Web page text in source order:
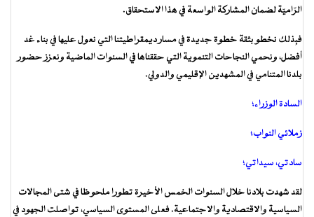
الرّاميّة لضمان المشاركة الواسعة في هذا الاستحقاق.
فبِذلك نخطو بثقة خطوة جديدة في مسار ديمقراطيتنا التي نعول عليها في بناء غد
أفضل، ونحمي النجاحات التنموية التي حققناها في السنوات الماضية ونعزز حضور
بلدنا المتنامي في المشهدين الإقليمي والدولي.
السادة الوزراء؛
زملائي النواب؛
سادتي، سيداتي؛
لقد شهدت بلادنا خلال السنوات الخمس الأخيرة تطورا ملحوظا في شتى المجالات
السياسية والاقتصادية والاجتماعية. فعلى المستوى السياسي، تواصلت الجهود في